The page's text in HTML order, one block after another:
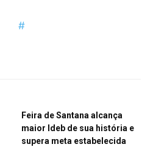
Feira de Santana alcança
maior Ideb de sua história e
supera meta estabelecida